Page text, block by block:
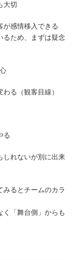
大切
が感情移入できる
るため、まずは疑念
る（観客目線）
る
しれないが別に出来
みるとチームのカラ
「舞台側」からも